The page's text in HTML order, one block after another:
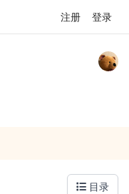
注册 登录
目录